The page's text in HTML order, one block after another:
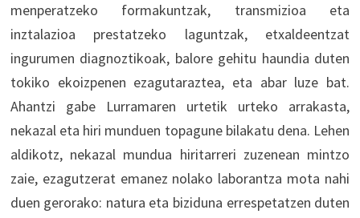
menperatzeko formakuntzak, transmizioa eta
inztalazioa prestatzeko laguntzak, etxaldeentzat
ingurumen diagnoztikoak, balore gehitu haundia duten
tokiko ekoizpenen ezagutaraztea, eta abar luze bat.
Ahantzi gabe Lurramaren urtetik urteko arrakasta,
nekazal eta hiri munduen topagune bilakatu dena. Lehen
aldikotz, nekazal mundua hiritarreri zuzenean mintzo
zaie, ezagutzerat emanez nolako laborantza mota nahi
duen gerorako: natura eta biziduna errespetatzen duten